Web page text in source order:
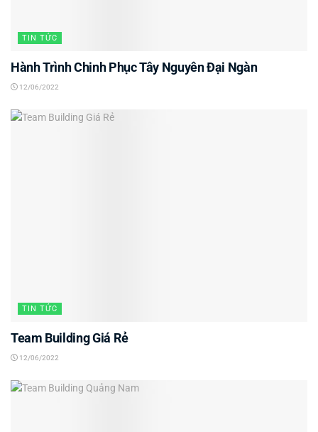
TIN TỨC
Hành Trình Chinh Phục Tây Nguyên Đại Ngàn
12/06/2022
TIN TỨC
Team Building Giá Rẻ
12/06/2022